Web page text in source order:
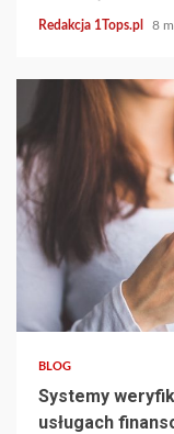
Redakcja 1Tops.pl 8
BLOG
Systemy
usługach